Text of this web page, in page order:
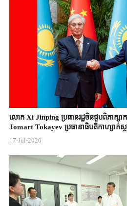
លោក Xi Jinping ប្រធានរដ្ឋចិន​ជួបពិភាក្ស
Jomart ​Tokayev ​ប្រធានាធិបតី​កាហ្សាក់ស្ថ
17-Jul-2026